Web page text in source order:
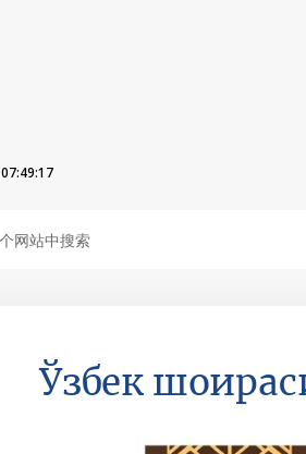
07:49:18
Ўзбек